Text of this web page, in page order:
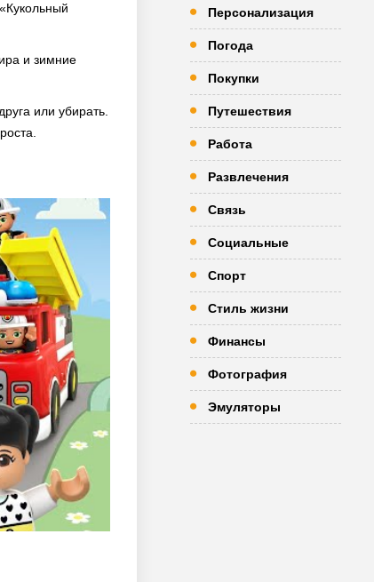
и зимние
или убирать.
Персонализация
Погода
Покупки
Путешествия
Работа
Развлечения
Связь
Социальные
Спорт
Стиль жизни
Финансы
Фотография
Эмуляторы